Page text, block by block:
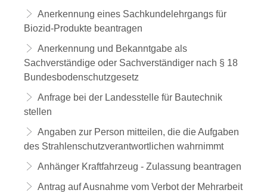
Anerkennung eines Sachkundelehrgangs für
Biozid-Produkte beantragen
Anerkennung und Bekanntgabe als
Sachverständige oder Sachverständiger nach § 18
Bundesbodenschutzgesetz
Anfrage bei der Landesstelle für Bautechnik
stellen
Angaben zur Person mitteilen, die die Aufgaben
des Strahlenschutzverantwortlichen wahrnimmt
Anhänger Kraftfahrzeug - Zulassung beantragen
Antrag auf Ausnahme vom Verbot der Mehrarbeit